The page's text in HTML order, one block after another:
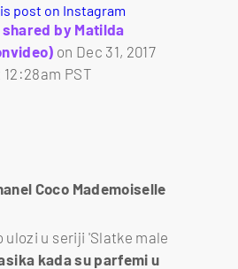
post on Instagram
by Matilda
on Dec 31, 2017
12:28am PST
Coco Mademoiselle
ulozi u seriji 'Slatke male
kada su parfemi u